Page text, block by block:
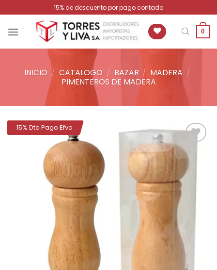
al
contenido
15% de descuento por pago contado
0
INICIO / CATALOGO / BAZAR / MADERA /
PIMENTEROS DE MADERA
15% Dto Pago Efvo
Añadir
a la
lista de
deseos